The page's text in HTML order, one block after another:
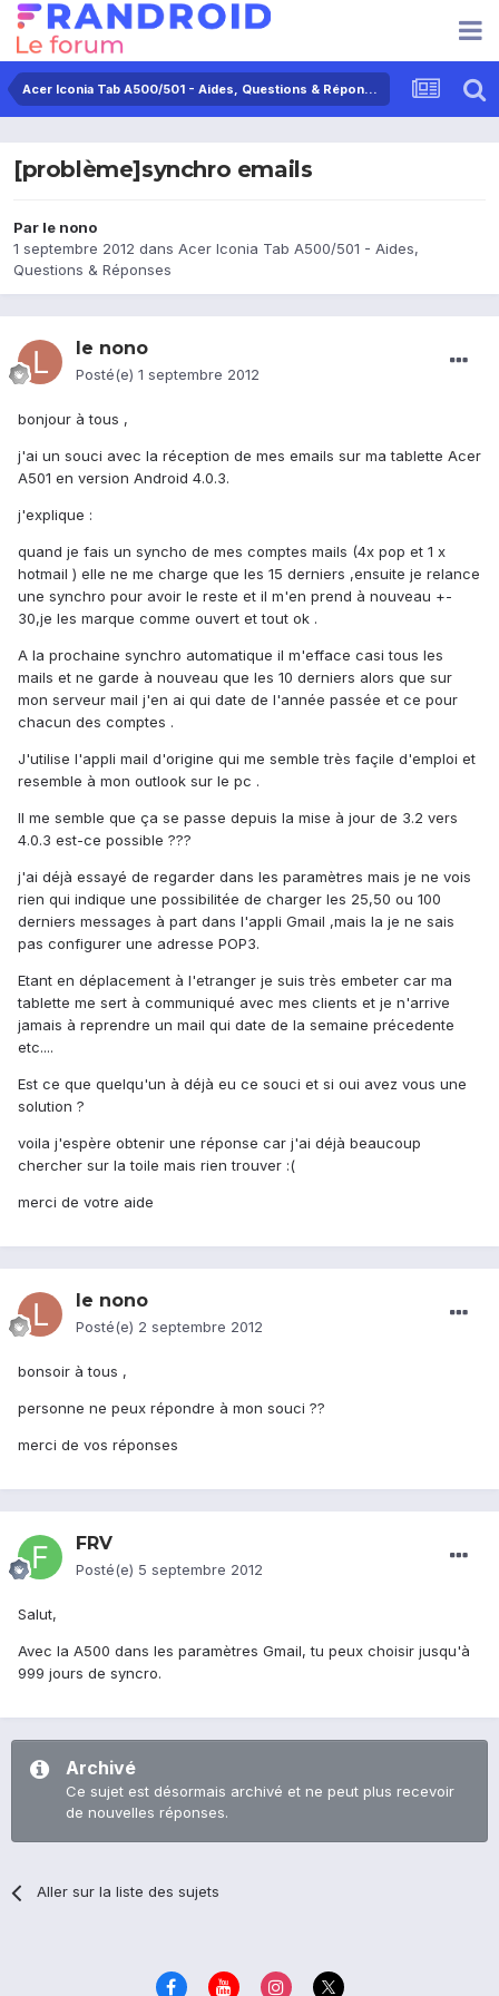
Acer Iconia Tab A500/501 - Aides, Questions & Réponses
[problème]synchro emails
Par le nono
1 septembre 2012 dans Acer Iconia Tab A500/501 - Aides,
Questions & Réponses
le nono
Posté(e) 1 septembre 2012
bonjour à tous ,
j'ai un souci avec la réception de mes emails sur ma tablette Acer
A501 en version Android 4.0.3.
j'explique :
quand je fais un syncho de mes comptes mails (4x pop et 1 x
hotmail ) elle ne me charge que les 15 derniers ,ensuite je relance
une synchro pour avoir le reste et il m'en prend à nouveau +-
30,je les marque comme ouvert et tout ok .
A la prochaine synchro automatique il m'efface casi tous les
mails et ne garde à nouveau que les 10 derniers alors que sur
mon serveur mail j'en ai qui date de l'année passée et ce pour
chacun des comptes .
J'utilise l'appli mail d'origine qui me semble très façile d'emploi et
resemble à mon outlook sur le pc .
Il me semble que ça se passe depuis la mise à jour de 3.2 vers
4.0.3 est-ce possible ???
j'ai déjà essayé de regarder dans les paramètres mais je ne vois
rien qui indique une possibilitée de charger les 25,50 ou 100
derniers messages à part dans l'appli Gmail ,mais la je ne sais
pas configurer une adresse POP3.
Etant en déplacement à l'etranger je suis très embeter car ma
tablette me sert à communiqué avec mes clients et je n'arrive
jamais à reprendre un mail qui date de la semaine précedente
etc....
Est ce que quelqu'un à déjà eu ce souci et si oui avez vous une
solution ?
voila j'espère obtenir une réponse car j'ai déjà beaucoup
chercher sur la toile mais rien trouver :(
merci de votre aide
le nono
Posté(e) 2 septembre 2012
bonsoir à tous ,
personne ne peux répondre à mon souci ??
merci de vos réponses
FRV
Posté(e) 5 septembre 2012
Salut,
Avec la A500 dans les paramètres Gmail, tu peux choisir jusqu'à
999 jours de syncro.
Archivé
Ce sujet est désormais archivé et ne peut plus recevoir
de nouvelles réponses.
Aller sur la liste des sujets